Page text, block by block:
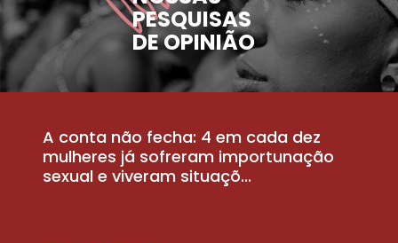
PESQUISAS
DE OPINIÃO
A conta não fecha: 4 em cada dez
mulheres já sofreram importunação
sexual e viveram situaçõ...